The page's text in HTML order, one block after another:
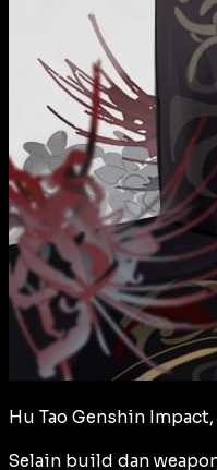
Hu Tao Genshin
Selain build dan